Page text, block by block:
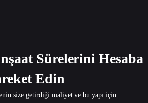
Sürelerini Hesaba
Edin
size getirdiği maliyet ve bu yapı için